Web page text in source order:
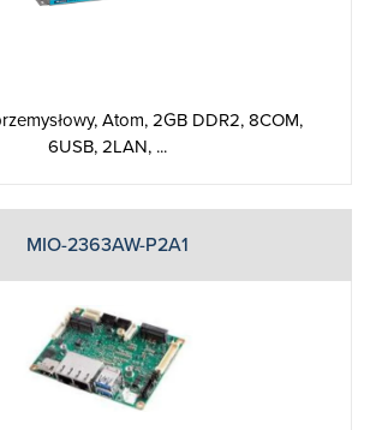
Atom, 2GB DDR2, 8COM,
6USB, 2LAN, ...
MIO-2363AW-P2A1